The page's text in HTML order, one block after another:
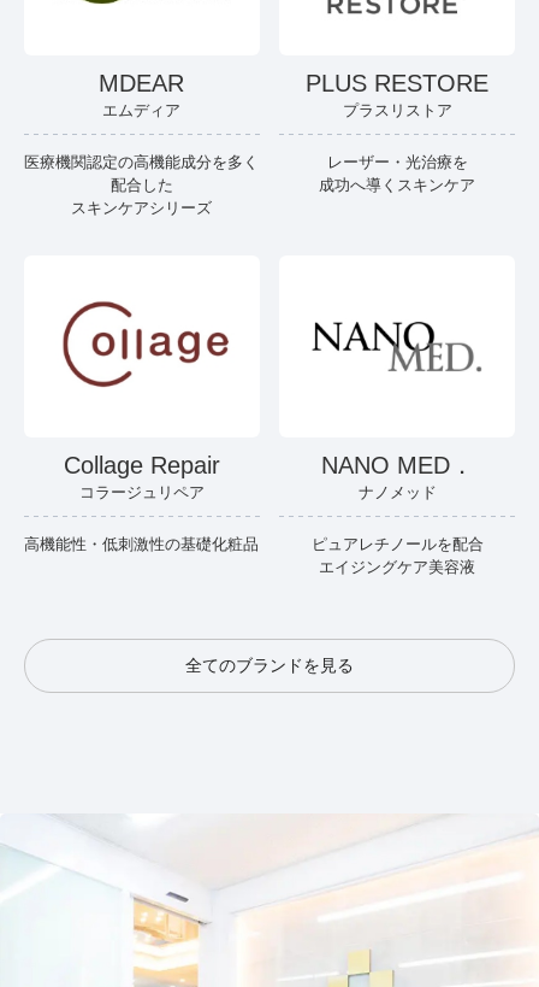
MDEAR
エムディア
医療機関認定の高機能成分を多く
配合した
スキンケアシリーズ
PLUS RESTORE
プラスリストア
レーザー・光治療を
成功へ導くスキンケア
Collage Repair
コラージュリペア
高機能性・低刺激性の基礎化粧品
NANO MED．
ナノメッド
ピュアレチノールを配合
エイジングケア美容液
全てのブランドを見る